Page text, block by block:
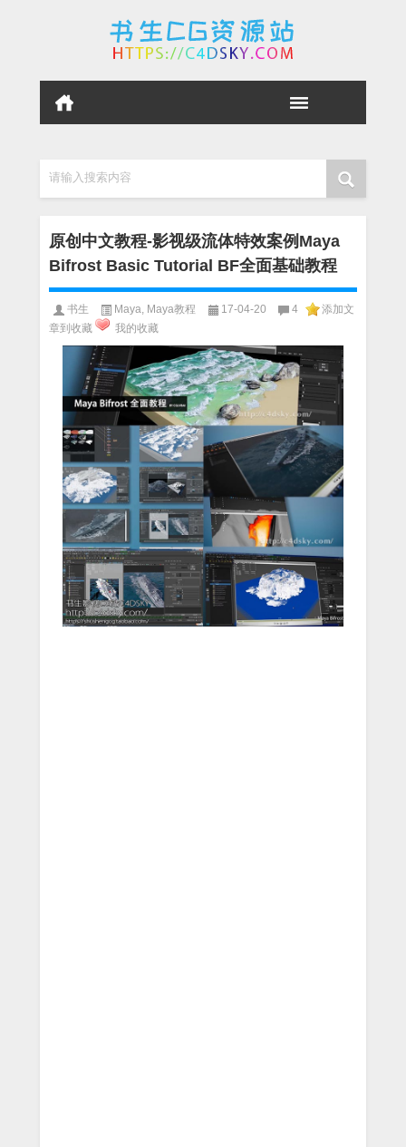
请输入搜索内容
原创中文教程-影视级流体特效案例Maya
Bifrost Basic Tutorial BF全面基础教程
书生 Maya Maya教程 17-04-20 4
添加文
章到收藏
我的收藏